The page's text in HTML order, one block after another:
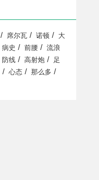
/ 席尔瓦 / 诺顿 /
大
病史 / 前腰 /
流浪
防线 / 高射炮 /
足
/ 心态 / 那么多 /